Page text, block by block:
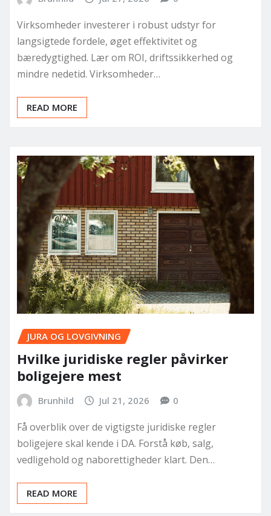
Virksomheder investerer i robust udstyr for
langsigtede fordele, øget effektivitet og
bæredygtighed. Lær om ROI, driftssikkerhed og
mindre nedetid. Virksomheder…
READ MORE
JURA OG LOVGIVNING
Hvilke juridiske regler påvirker
boligejere mest
Brunhild Jul 21, 2026 0
Få overblik over de vigtigste juridiske regler
boligejere skal kende i DA. Forstå køb, salg,
vedligehold og naborettigheder klart. Den…
READ MORE